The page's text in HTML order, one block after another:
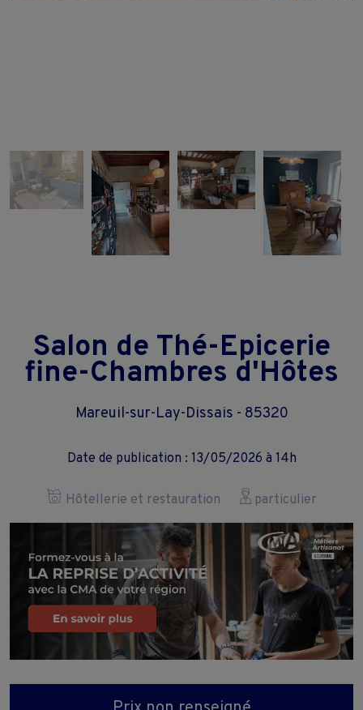
Salon de Thé-Epicerie
fine-Chambres d'Hôtes
Mareuil-sur-Lay-Dissais - 85320
Date de publication : 13/05/2026 à 14h
Hôtellerie et restauration particulier